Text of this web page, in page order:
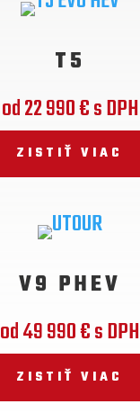
T5
od 22 990 € s DPH
ZISTIŤ VIAC
V9 PHEV
od49 990€ s DPH
ZISTIŤ VIAC